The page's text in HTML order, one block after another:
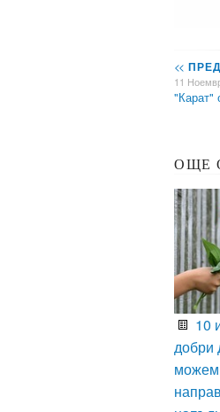
<<
11
"Карат"
ОЩЕ
10
добри